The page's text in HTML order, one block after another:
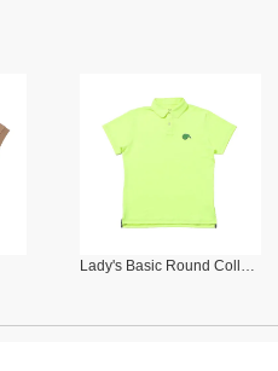
Lady's Basic Round Collar Polo